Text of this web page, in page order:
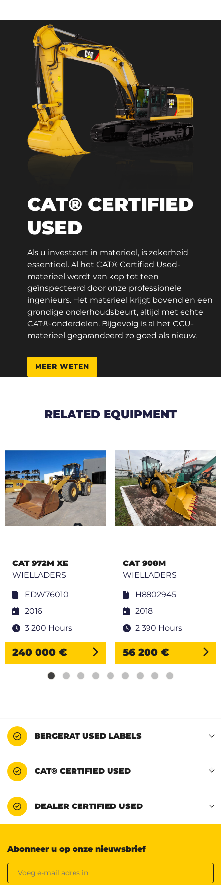
CAT® CERTIFIED
USED
Als u investeert in materieel, is zekerheid
essentieel. Al het CAT® Certified Used-
materieel wordt van kop tot teen
geïnspecteerd door onze professionele
ingenieurs. Het materieel krijgt bovendien een
grondige onderhoudsbeurt, altijd met echte
CAT®-onderdelen. Bijgevolg is al het CCU-
materieel gegarandeerd zo goed als nieuw.
MEER WETEN
RELATED EQUIPMENT
CAT 972M XE
WIELLADERS
EDW76010
2016
3 200 Hours
240 000 €
CAT 908M
WIELLADERS
H8802945
2018
2 390 Hours
56 200 €
BERGERAT USED LABELS
CAT® CERTIFIED USED
DEALER CERTIFIED USED
Abonneer u op onze nieuwsbrief